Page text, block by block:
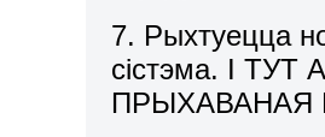
7. Рыхтуецца
сістэма. І
ПРЫХАВАНАЯ